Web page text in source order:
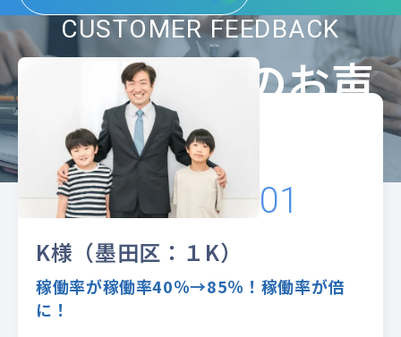
CUSTOMER FEEDBACK
オーナー様のお声
をご紹介します
K様（墨田区：１K）
稼働率が稼働率40％→85％！稼働率が倍
に！